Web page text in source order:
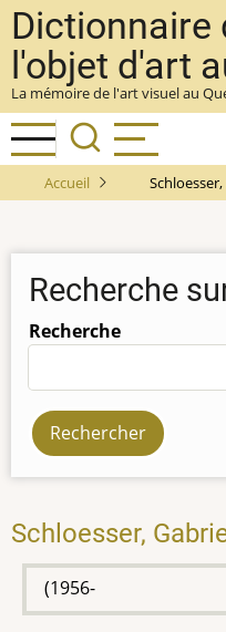
Aller
au
contenu
principal
Dictionnaire
l'objet d'art
La mémoire de l'art visuel au
Accueil
Recherche
Recherche
Schloesser,
(1956-